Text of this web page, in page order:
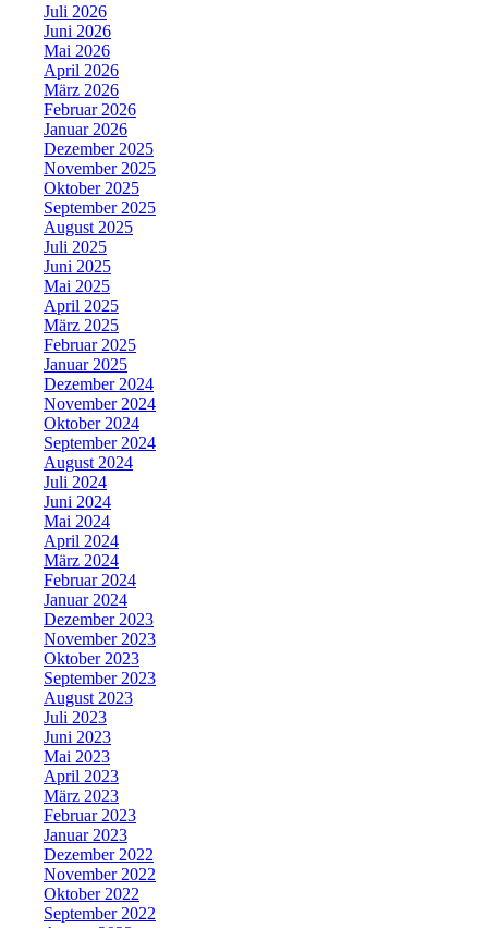
Juli 2026
Juni 2026
Mai 2026
April 2026
März 2026
Februar 2026
Januar 2026
Dezember 2025
November 2025
Oktober 2025
September 2025
August 2025
Juli 2025
Juni 2025
Mai 2025
April 2025
März 2025
Februar 2025
Januar 2025
Dezember 2024
November 2024
Oktober 2024
September 2024
August 2024
Juli 2024
Juni 2024
Mai 2024
April 2024
März 2024
Februar 2024
Januar 2024
Dezember 2023
November 2023
Oktober 2023
September 2023
August 2023
Juli 2023
Juni 2023
Mai 2023
April 2023
März 2023
Februar 2023
Januar 2023
Dezember 2022
November 2022
Oktober 2022
September 2022